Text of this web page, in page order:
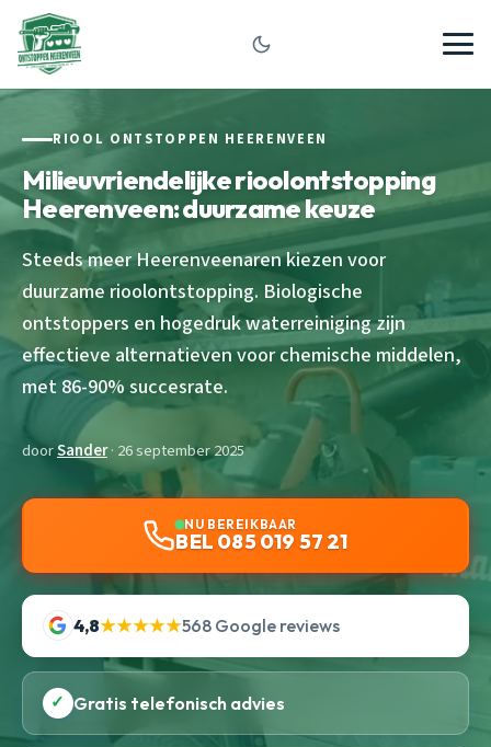
RIOOL ONTSTOPPEN HEERENVEEN
Milieuvriendelijke rioolontstopping
Heerenveen: duurzame keuze
Steeds meer Heerenveenaren kiezen voor
duurzame rioolontstopping. Biologische
ontstoppers en hogedruk waterreiniging zijn
effectieve alternatieven voor chemische middelen,
met 86-90% succesrate.
doorSander· 26 september 2025
NU BEREIKBAAR
BEL 085 019 57 21
4,8★★★★★568 Google reviews
✓ Gratis telefonisch advies